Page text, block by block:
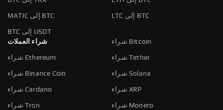
MATIC إلى BTC LTC إلى BTC
BTC إلى USDT
شراء العملات
شراء Bitcoin
شراء Ethereum شراء Tether
شراء Binance Coin شراء Solana
شراء Cardano شراء XRP
شراء Tron شراء Monero